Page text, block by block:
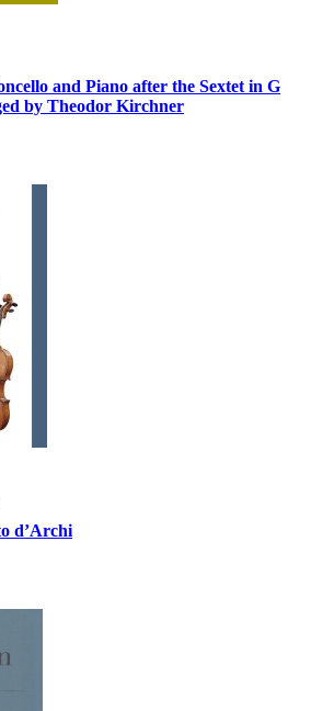
and Piano after the Sextet in G
by Theodor Kirchner
d’Archi